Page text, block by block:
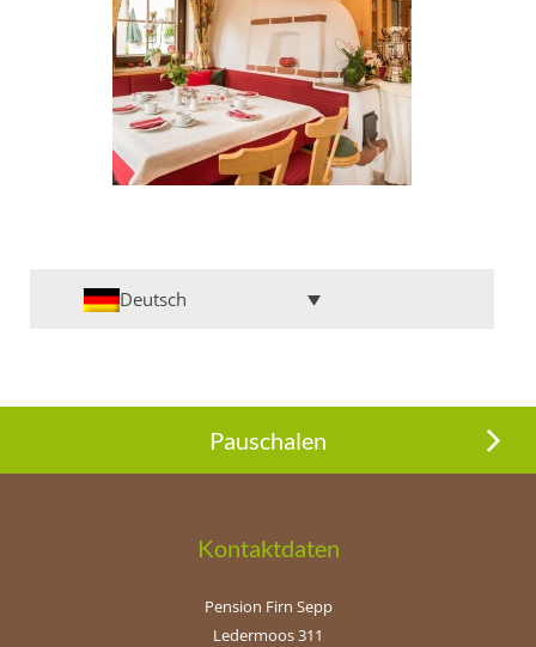
Deutsch
Pauschalen
Kontaktdaten
Pension Firn Sepp
Ledermoos 311